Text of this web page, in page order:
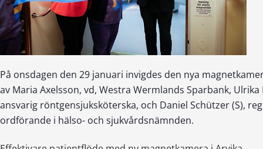
På onsdagen den 29 januari invigdes den nya
av Maria Axelsson, vd, Westra Wermlands Sparbank, Ulrika
ansvarig röntgensjuksköterska, och Daniel Schützer (S),
ordförande i hälso- och sjukvårdsnämnden.